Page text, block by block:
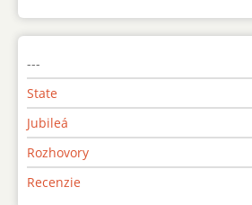
---
State
Jubileá
Rozhovory
Recenzie